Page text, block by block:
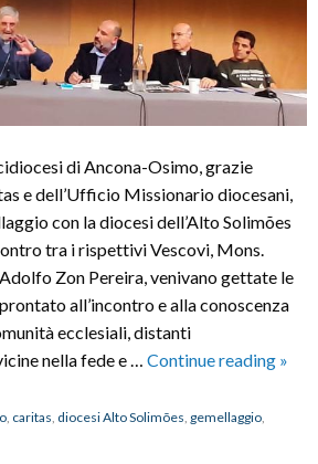
di Ancona-Osimo, grazie
e dell’Ufficio Missionario diocesani,
con la diocesi dell’Alto Solimões
tra i rispettivi Vescovi, Mons.
Zon Pereira, venivano gettate le
all’incontro e alla conoscenza
ecclesiali, distanti
nella fede e … Continue reading Con
»
, caritas, diocesi Alto Solimões, gemellaggio,